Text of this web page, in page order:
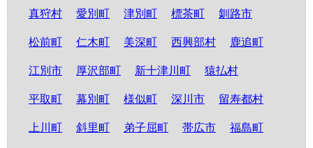
真狩村 愛別町 津別町 標茶町 釧路市
松前町 仁木町 美深町 西興部村 鹿追町
江別市 厚沢部町 新十津川町 猿払村
平取町 幕別町 様似町 深川市 留寿都村
上川町 斜里町 弟子屈町 帯広市 福島町